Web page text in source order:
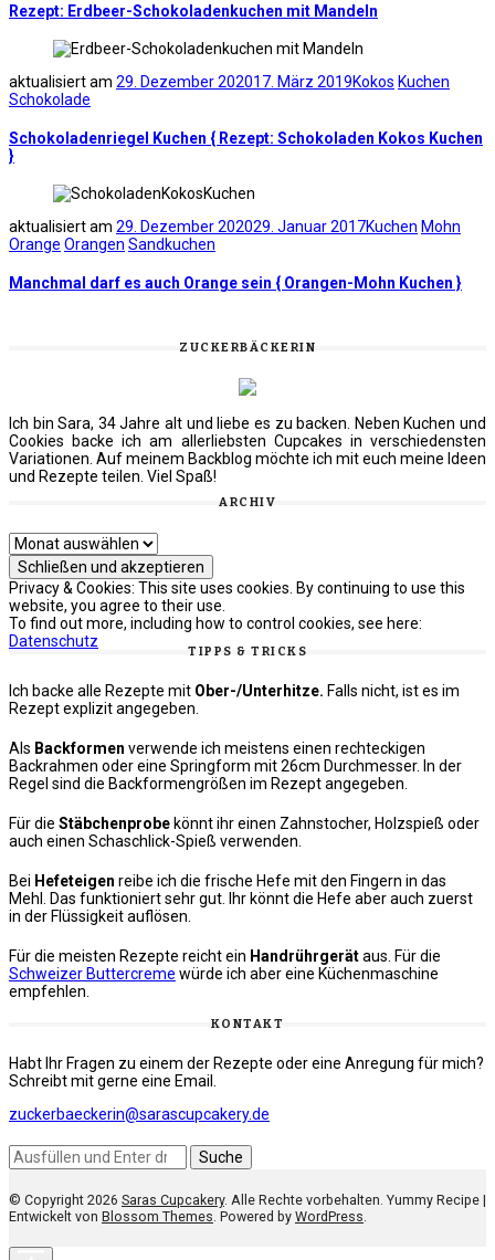
Rezept: Erdbeer-Schokoladenkuchen mit Mandeln
aktualisiert am 29. Dezember 202017. März 2019Kokos Kuchen
Schokolade
Schokoladenriegel Kuchen { Rezept: Schokoladen Kokos Kuchen
}
aktualisiert am 29. Dezember 202029. Januar 2017Kuchen Mohn
Orange Orangen Sandkuchen
Manchmal darf es auch Orange sein { Orangen-Mohn Kuchen }
ZUCKERBÄCKERIN
Ich bin Sara, 34 Jahre alt und liebe es zu backen. Neben Kuchen und
Cookies backe ich am allerliebsten Cupcakes in verschiedensten
Variationen. Auf meinem Backblog möchte ich mit euch meine Ideen
und Rezepte teilen. Viel Spaß!
ARCHIV
Archiv
Privacy & Cookies: This site uses cookies. By continuing to use this
website, you agree to their use.
To find out more, including how to control cookies, see here:
Datenschutz
TIPPS & TRICKS
Ich backe alle Rezepte mit Ober-/Unterhitze. Falls nicht, ist es im
Rezept explizit angegeben.
Als Backformen verwende ich meistens einen rechteckigen
Backrahmen oder eine Springform mit 26cm Durchmesser. In der
Regel sind die Backformengrößen im Rezept angegeben.
Für die Stäbchenprobe könnt ihr einen Zahnstocher, Holzspieß oder
auch einen Schaschlick-Spieß verwenden.
Bei Hefeteigen reibe ich die frische Hefe mit den Fingern in das
Mehl. Das funktioniert sehr gut. Ihr könnt die Hefe aber auch zuerst
in der Flüssigkeit auflösen.
Für die meisten Rezepte reicht ein Handrührgerätaus. Für die
Schweizer Buttercreme würde ich aber eine Küchenmaschine
empfehlen.
KONTAKT
Habt Ihr Fragen zu einem der Rezepte oder eine Anregung für mich?
Schreibt mit gerne eine Email.
zuckerbaeckerin@sarascupcakery.de
Suchst
du
etwas?
© Copyright 2026 Saras Cupcakery. Alle Rechte vorbehalten. Yummy Recipe |
Entwickelt von Blossom Themes . Powered by WordPress